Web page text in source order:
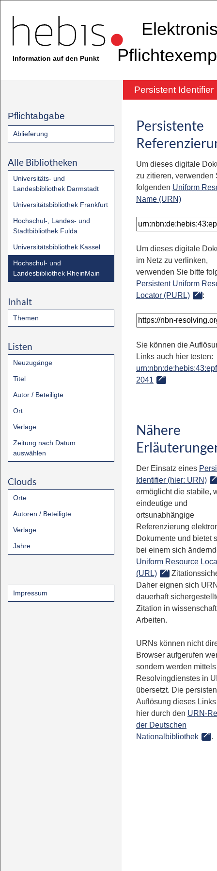
Information auf den Punkt
Persistent Identifier
Pflichtabgabe
Ablieferung
Alle Bibliotheken
Universitäts- und
Landesbibliothek Darmstadt
Universitätsbibliothek Frankfurt
Hochschul-, Landes- und
Stadtbibliothek Fulda
Universitätsbibliothek Kassel
Hochschul- und
Landesbibliothek RheinMain
Inhalt
Themen
Listen
Neuzugänge
Titel
Autor / Beteiligte
Ort
Verlage
Zeitung nach Datum
auswählen
Clouds
Orte
Autoren / Beteiligte
Verlage
Jahre
Impressum
Persistente
Um dieses digitale
zu zitieren, verwenden
folgenden Uniform
Name (URN)
Um dieses digitale
im Netz zu verlinken,
verwenden Sie bitte
Persistent Uniform
Locator (PURL)
:
Sie können die
Links auch hier testen:
2041
Nähere
Der Einsatz eines
Identifier (hier: URN)
ermöglicht die stabile,
eindeutige und
ortsunabhängige
Referenzierung
Dokumente und bietet
bei einem sich
Uniform Resource
(URL)
Daher eignen sich
dauerhaft
Zitation in
Arbeiten.
URNs können nicht
Browser aufgerufen
sondern werden
Resolvingdienstes in
übersetzt. Die
Auflösung dieses
hier durch den URN-
der Deutschen
Nationalbibliothek
.